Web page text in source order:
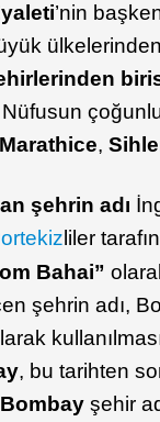
’nin
Marathice,
şehrin adı
liler
Bahai”
şehrin adı,
, bu tarihten
Bombay şehir